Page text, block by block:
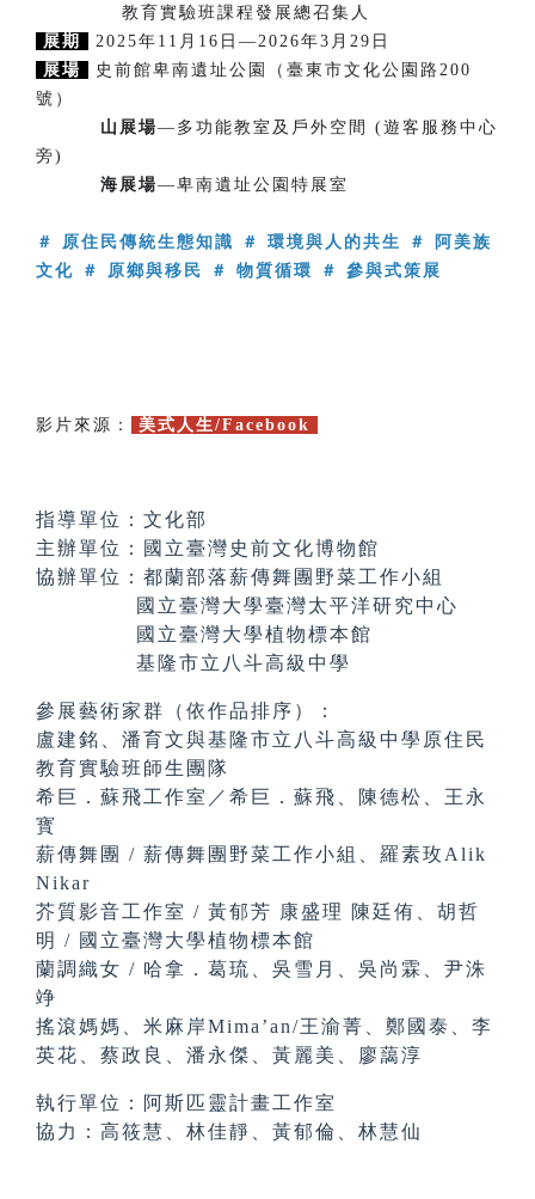
教育實驗班課程發展總召集人
展期
2025年11月16日—2026年3月29日
展場
史前館卑南遺址公園（臺東市文化公園路200
號）
山展場—多功能教室及戶外空間 (遊客服務中心
旁)
海展場—卑南遺址公園特展室
＃ 原住民傳統生態知識 ＃ 環境與人的共生 ＃ 阿美族
文化 ＃ 原鄉與移民 ＃ 物質循環 ＃ 參與式策展
影片來源： 美式人生/Facebook
指導單位：文化部
主辦單位：國立臺灣史前文化博物館
協辦單位：都蘭部落薪傳舞團野菜工作小組
國立臺灣大學臺灣太平洋研究中心
國立臺灣大學植物標本館
基隆市立八斗高級中學
參展藝術家群（依作品排序）：
盧建銘、潘育文與基隆市立八斗高級中學原住民
教育實驗班師生團隊
希巨．蘇飛工作室／希巨．蘇飛、陳德松、王永
寳
薪傳舞團 / 薪傳舞團野菜工作小組、羅素玫Alik
Nikar
芥質影音工作室 / 黃郁芳 康盛理 陳廷侑、胡哲
明 / 國立臺灣大學植物標本館
蘭調織女 / 哈拿．葛琉、吳雪月、吳尚霖、尹洙
竫
搖滾媽媽、米麻岸Mima’an/王渝菁、鄭國泰、李
英花、蔡政良、潘永傑、黃麗美、廖藹淳
執行單位：阿斯匹靈計畫工作室
協力：高筱慧、林佳靜、黃郁倫、林慧仙